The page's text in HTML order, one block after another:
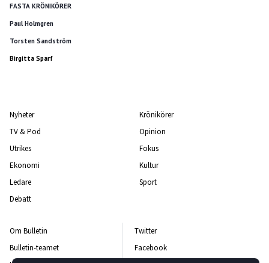
FASTA KRÖNIKÖRER
Paul Holmgren
Torsten Sandström
Birgitta Sparf
Nyheter
TV & Pod
Utrikes
Ekonomi
Ledare
Debatt
Krönikörer
Opinion
Fokus
Kultur
Sport
Om Bulletin
Bulletin-teamet
Twitter
Facebook